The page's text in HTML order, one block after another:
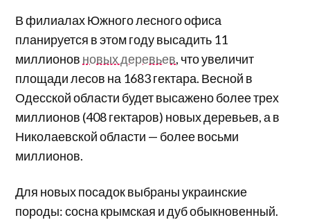
В филиалах Южного лесного офиса
планируется в этом году высадить 11
миллионов новых деревьев, что увеличит
площади лесов на 1683 гектара. Весной в
Одесской области будет высажено более трех
миллионов (408 гектаров) новых деревьев, а в
Николаевской области — более восьми
миллионов.
Для новых посадок выбраны украинские
породы: сосна крымская и дуб обыкновенный.